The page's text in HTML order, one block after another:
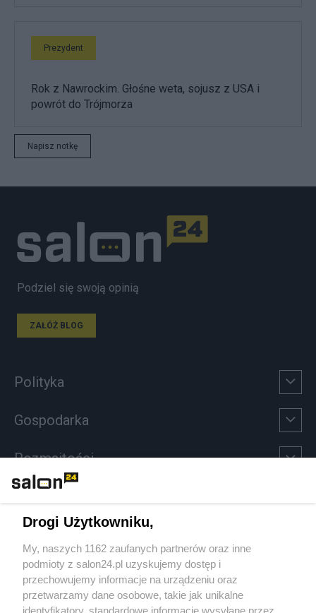
Prezydent
Rok z Nawrockim. Głośne weta, sojusz z USA i
powrót do Trójmorza
Napisz notkę
Podziel się swoją opinią
ZAŁÓŻ BLOG
Polityka
Gospodarka
Rozmaitości
Sport
Społeczeństwo
Drogi Użytkowniku,
My, naszych 1162 zaufanych partnerów oraz inne
podmioty z salon24.pl uzyskujemy dostęp i
przechowujemy informacje na urządzeniu oraz
przetwarzamy dane osobowe, takie jak unikalne
identyfikatory, standardowe informacje wysyłane przez